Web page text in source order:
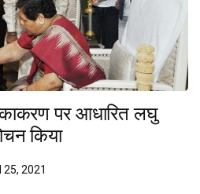
पर आधारित लघु
किया
25, 2021